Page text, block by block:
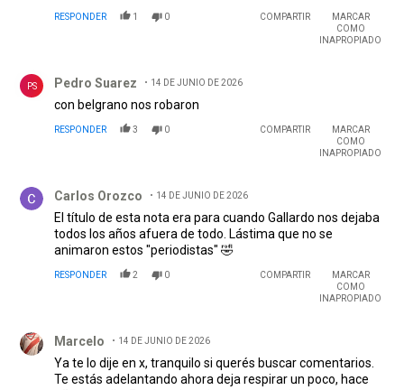
RESPONDER 1 0 COMPARTIR
MARCAR
COMO
INAPROPIADO
PS Pedro Suarez 14 DE JUNIO DE 2026
con belgrano nos robaron
RESPONDER 3 0 COMPARTIR
MARCAR
COMO
INAPROPIADO
Carlos Orozco 14 DE JUNIO DE 2026
El título de esta nota era para cuando Gallardo nos dejaba
todos los años afuera de todo. Lástima que no se
animaron estos "periodistas" 🤣
RESPONDER 2 0 COMPARTIR
MARCAR
COMO
INAPROPIADO
Marcelo 14 DE JUNIO DE 2026
Ya te lo dije en x, tranquilo si querés buscar comentarios.
Te estás adelantando ahora deja respirar un poco, hace